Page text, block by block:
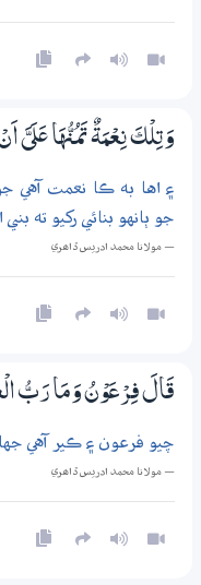
وَتِلْكَ نِعْمَةٌ تَمُنُّهَا عَلَيَّ
۽ اها به ڪا نعمت آهي
جو ٻانهو بنائي رکيو ته بني
— مولانا محمد ادريس ڏاھري
قَالَ فِرْعَوْنُ وَمَا رَبُّ
چيو فرعون ۽ ڪير آهي
— مولانا محمد ادريس ڏاھري